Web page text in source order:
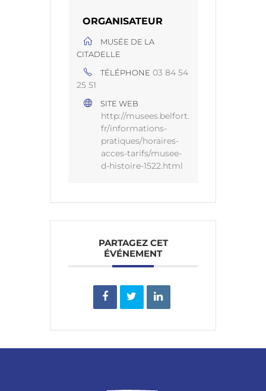
ORGANISATEUR
MUSÉE DE LA
CITADELLE
TÉLÉPHONE 03 84 54
25 51
SITE WEB
http://musees.belfort.
fr/informations-
pratiques/horaires-
acces-tarifs/musee-
d-histoire-1522.html
PARTAGEZ CET
ÉVÉNEMENT